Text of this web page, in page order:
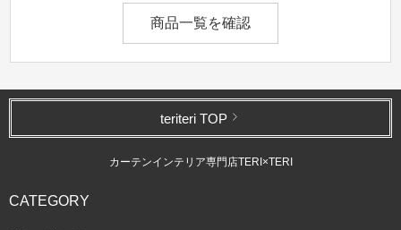
商品一覧を確認
teriteri TOP
カーテンインテリア専門店TERI×TERI
CATEGORY